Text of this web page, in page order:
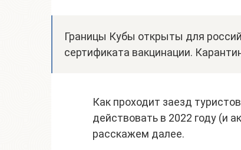
Границы Кубы открыты для
сертификата вакцинации.
Как проходит заезд
действовать в 2022 году (и
расскажем далее.